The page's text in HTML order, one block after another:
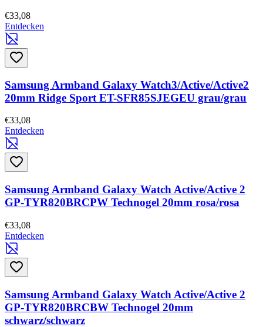
€33,08
Entdecken
Samsung Armband Galaxy Watch3/Active/Active2
20mm Ridge Sport ET-SFR85SJEGEU grau/grau
€33,08
Entdecken
Samsung Armband Galaxy Watch Active/Active 2
GP-TYR820BRCPW Technogel 20mm rosa/rosa
€33,08
Entdecken
Samsung Armband Galaxy Watch Active/Active 2
GP-TYR820BRCBW Technogel 20mm
schwarz/schwarz